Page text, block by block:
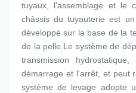
tuyaux, l'assemblage et le
châssis du tuyauterie est
développé sur la base de la
de la pelle.Le système de
transmission
démarrage et l'arrêt, et peut
système de levage adopte